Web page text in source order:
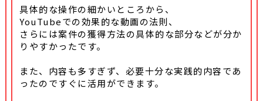
具体的な操作の細かいところから、
YouTubeでの効果的な動画の法則、
さらには案件の獲得方法の具体的な部分などが分か
りやすかったです。
また、内容も多すぎず、必要十分な実践的内容であ
ったのですぐに活用ができます。